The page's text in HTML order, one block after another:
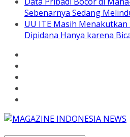
Sebenarnya Sedang
UU ITE Masih
Dipidana Hanya karena